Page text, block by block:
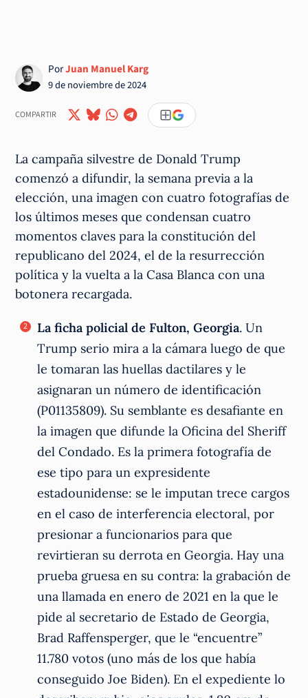
PorJuan Manuel Karg
9 de noviembre de 2024
COMPARTIR
La campaña silvestre de Donald Trump
comenzó a difundir, la semana previa a la
elección, una imagen con cuatro fotografías de
los últimos meses que condensan cuatro
momentos claves para la constitución del
republicano del 2024, el de la resurrección
política y la vuelta a la Casa Blanca con una
botonera recargada.
La ficha policial de Fulton, Georgia. Un
Trump serio mira a la cámara luego de que
le tomaran las huellas dactilares y le
asignaran un número de identificación
(P01135809). Su semblante es desafiante en
la imagen que difunde la Oficina del Sheriff
del Condado. Es la primera fotografía de
ese tipo para un expresidente
estadounidense: se le imputan trece cargos
en el caso de interferencia electoral, por
presionar a funcionarios para que
revirtieran su derrota en Georgia. Hay una
prueba gruesa en su contra: la grabación de
una llamada en enero de 2021 en la que le
pide al secretario de Estado de Georgia,
Brad Raffensperger, que le “encuentre”
11.780 votos (uno más de los que había
conseguido Joe Biden). En el expediente lo